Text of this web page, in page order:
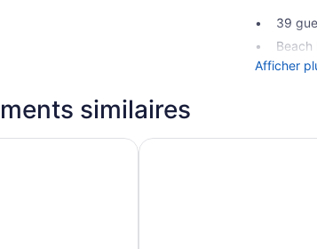
39
Beach
Self-
Afficher
similaires
YHA Byron Bay